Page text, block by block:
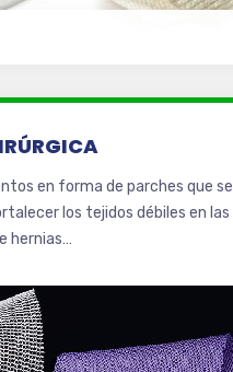
en forma de parches que se
los tejidos débiles en las
hernias…